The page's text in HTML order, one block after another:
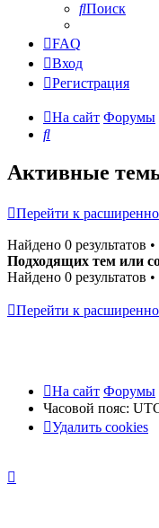
Поиск
FAQ
Вход
Регистрация
На сайт Форумы
Поиск
Активные
Перейти к
Найдено 0 результатов
Подходящих тем или
Найдено 0 результатов
Перейти к
На сайт Форумы
Часовой пояс:
Удалить cookies